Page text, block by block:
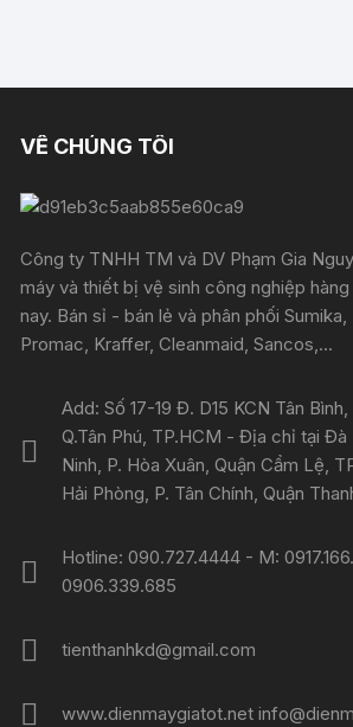
VỀ CHÚNG TÔI
Công ty TNHH TM và DV Phạm Gia
máy và thiết bị vệ sinh công nghiệp
nay. Bán sỉ - bán lẻ và phân phối Sumika,
Promac, Kraffer, Cleanmaid, Sancos,...
Add: Số 17-19 Đ. D15 KCN Tân
Q.Tân Phú, TP.HCM - Địa chỉ tại Đà
Ninh, P. Hòa Xuân, Quận Cẩm Lệ,
Hải Phòng, P. Tân Chính, Quận
Hotline: 090.727.4444 - M:
0906.339.685
tienthanhkd@gmail.com
www.dienmaygiatot.net